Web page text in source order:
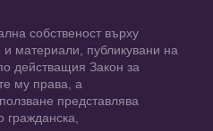
собственост върху
материали, публикувани на
действащия Закон за
му права, а
представлява
гражданска,